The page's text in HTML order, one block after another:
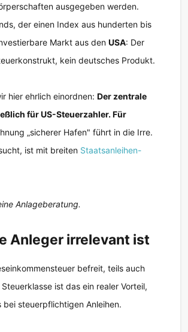
ausgegeben werden.
der einen Index aus hunderten bis
Markt aus den USA: Der
kein deutsches Produkt.
hier ehrlich einordnen: Der zentrale
für US-Steuerzahler. Für
„sicherer Hafen" führt in die Irre.
ist mit breiten Staatsanleihen-
Anlageberatung.
Anleger irrelevant ist
befreit, teils auch
ist das ein realer Vorteil,
steuerpflichtigen Anleihen.